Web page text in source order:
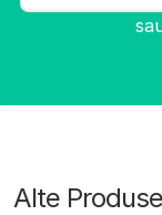
Alte